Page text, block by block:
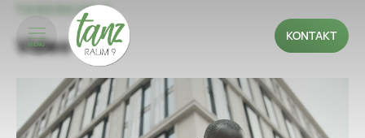
MENÜ
KONTAKT
TANZRAUM 9
Video